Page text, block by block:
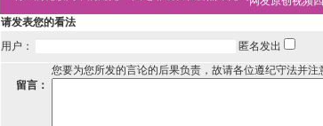
请发表您的看法
用户：
匿名发出
您要为您所发的言论的后果负责，故请各位遵纪守法并注
留言：